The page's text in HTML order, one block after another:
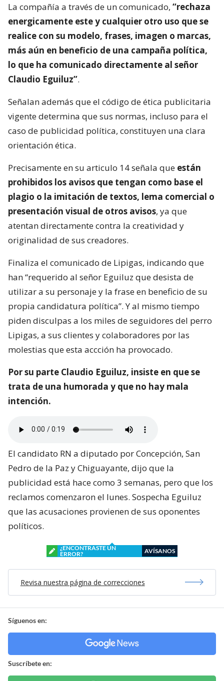
La compañía a través de un comunicado, “rechaza
energicamente este y cualquier otro uso que se
realice con su modelo, frases, imagen o marcas,
más aún en beneficio de una campaña política,
lo que ha comunicado directamente al señor
Claudio Eguiluz”.
Señalan además que el código de ética publicitaria
vigente determina que sus normas, incluso para el
caso de publicidad política, constituyen una clara
orientación ética.
Precisamente en su articulo 14 señala que están
prohibidos los avisos que tengan como base el
plagio o la imitación de textos, lema comercial o
presentación visual de otros avisos, ya que
atentan directamente contra la creatividad y
originalidad de sus creadores.
Finaliza el comunicado de Lipigas, indicando que
han “requerido al señor Eguiluz que desista de
utilizar a su personaje y la frase en beneficio de su
propia candidatura política”. Y al mismo tiempo
piden disculpas a los miles de seguidores del perro
Lipigas, a sus clientes y colaboradores por las
molestias que esta accción ha provocado.
Por su parte Claudio Eguiluz, insiste en que se
trata de una humorada y que no hay mala
intención.
El candidato RN a diputado por Concepción, San
Pedro de la Paz y Chiguayante, dijo que la
publicidad está hace como 3 semanas, pero que los
reclamos comenzaron el lunes. Sospecha Eguiluz
que las acusaciones provienen de sus oponentes
políticos.
¿ENCONTRASTE UN
ERROR?
AVÍSANOS
Revisa nuestra página de correcciones
Síguenos en:
Suscríbete en: